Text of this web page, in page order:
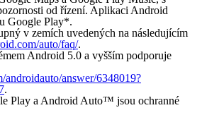
od řízení. Aplikaci Android
Google Play*.
v zemích uvedených na následujícím
auto/faq/.
Android 5.0 a vyšším podporuje
androidauto/answer/6348019?
.
Play a Android Auto™ jsou ochranné